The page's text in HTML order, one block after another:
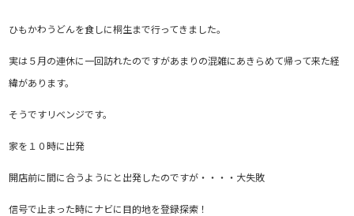
ひもかわうどんを食しに桐生まで行ってきました。
実は５月の連休に一回訪れたのですがあまりの混雑にあきらめて帰って来た経
緯があります。
そうですリベンジです。
家を１０時に出発
開店前に間に合うようにと出発したのですが・・・・大失敗
信号で止まった時にナビに目的地を登録探索！